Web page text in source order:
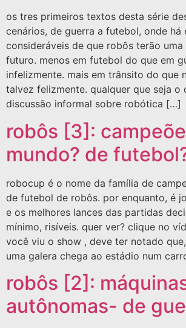
os tres primeiros textos desta série
cenários, de guerra a futebol, onde há
consideráveis de que robôs terão
futuro. menos em futebol do que em
infelizmente. mais em trânsito do que
talvez felizmente. qualquer que seja o
discussão informal sobre robótica […]
robôs [3]:
mundo? de
robocup é o nome da família de
de futebol de robôs. por enquanto, é
e os melhores lances das partidas
mínimo, risíveis. quer ver? clique no
você viu o show , deve ter notado
uma galera chega ao estádio num
robôs [2]:
autônomas- de